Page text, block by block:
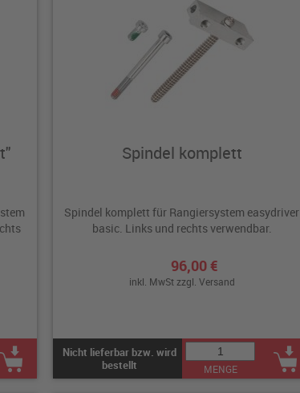
Spindel komplett
Spindel komplett für Rangiersystem easydriver
basic. Links und rechts verwendbar.
96,00 €
inkl. MwSt zzgl. Versand
Nicht lieferbar bzw. wird
bestellt
MENGE